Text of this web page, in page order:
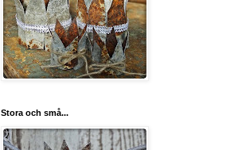
Stora och små...